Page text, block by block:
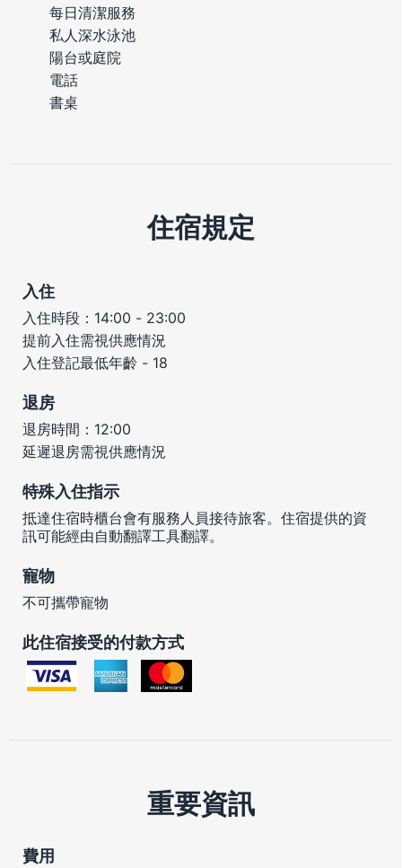
每日清潔服務
私人深水泳池
陽台或庭院
電話
書桌
住宿規定
入住
入住時段：14:00 - 23:00
提前入住需視供應情況
入住登記最低年齡 - 18
退房
退房時間：12:00
延遲退房需視供應情況
特殊入住指示
抵達住宿時櫃台會有服務人員接待旅客。住宿提供的資
訊可能經由自動翻譯工具翻譯。
寵物
不可攜帶寵物
此住宿接受的付款方式
重要資訊
費用